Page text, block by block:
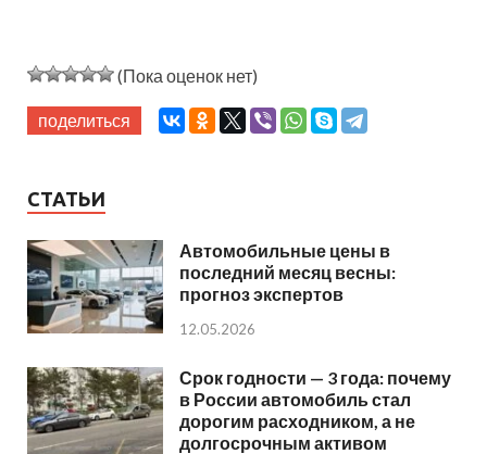
(Пока оценок нет)
поделиться
СТАТЬИ
Автомобильные цены в
последний месяц весны:
прогноз экспертов
12.05.2026
Срок годности — 3 года: почему
в России автомобиль стал
дорогим расходником, а не
долгосрочным активом